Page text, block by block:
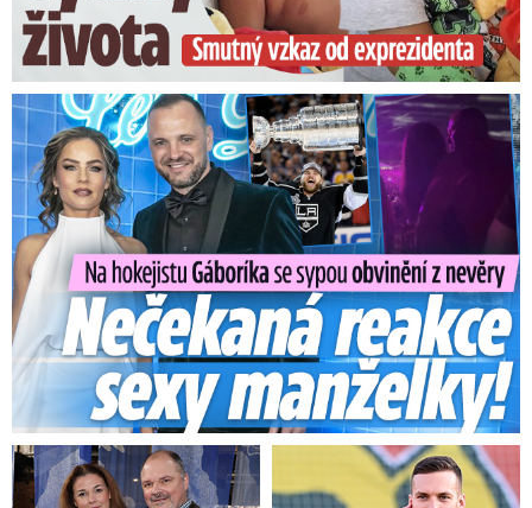
Na Gáboríka se sypou obvinění z nevěry: Reakce manželky!